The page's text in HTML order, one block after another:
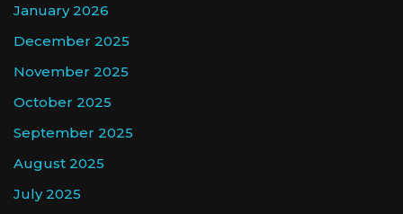
January 2026
December 2025
November 2025
October 2025
September 2025
August 2025
July 2025